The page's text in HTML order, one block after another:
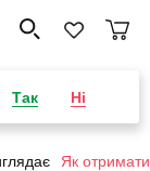
Так Ні
Як отримати